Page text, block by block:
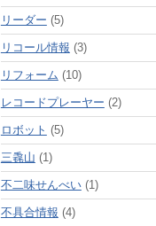
リーダー (5)
リコール情報 (3)
リフォーム (10)
レコードプレーヤー (2)
ロボット (5)
三毳山 (1)
不二味せんべい(1)
不具合情報 (4)